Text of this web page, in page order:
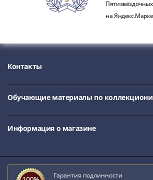
на
Контакты
Обучающие материалы по
Информация о магазине
Гарантия подлинности